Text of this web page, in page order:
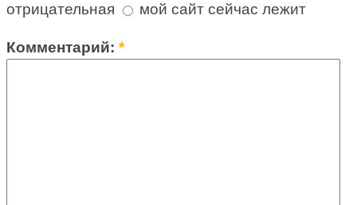
отрицательная
мой сайт сейчас лежит
Комментарий:*